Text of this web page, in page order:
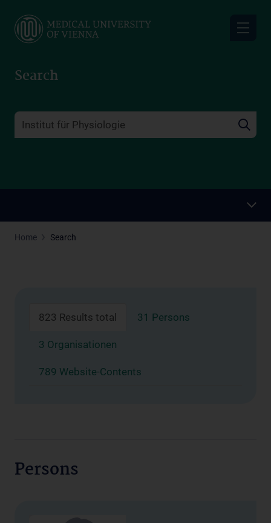
main
Search
Home Search
823 Results total 31 Persons
3 Organisationen
789 Website-Contents
Persons